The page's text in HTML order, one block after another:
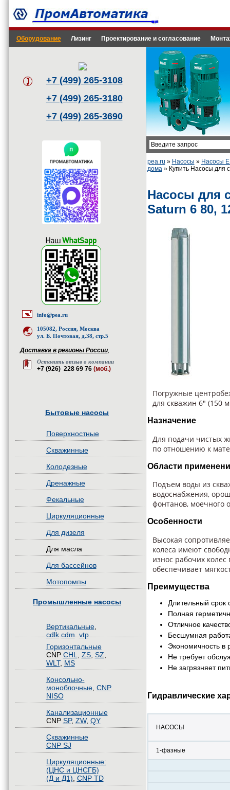
Оборудование Лизинг Проектирование и согласование
+7 (499) 265-3108
+7 (499) 265-3180
+7 (499) 265-3690
info@pea.ru
105082, Россия, Москва
ул. Б. Почтовая, д.38, стр.5
Доставка в регионы России,
Оставить отзыв о компании
+7 (926) 228 69 76 (моб.)
Бытовые насосы
Поверхностные
Скважинные
Колодезные
Дренажные
Фекальные
Циркуляционные
Для дизеля
Для масла
Для бассейнов
Мотопомпы
Промышленные насосы
Вертикальные,
cdlk. cdm vtp
Горизонтальные
CNP CHL ZS, SZ
WLT, MS
Консольно-
моноблочные, CNP
NISO
Канализационные
CNP SP, ZW, QY
Скважинные
CNP SJ
Циркуляционные:
(ЦНС и ЦНСГБ)
(Д и Д1) CNP TD
pea.ru » Насосы » Насосы
дома» Купить Насосы для
Насосы для
Saturn 6 80,
Погружные
для скважин 6" (150
Назначение
Для подачи чистых
по отношению к
Области
Подъем воды из
водоснабжения,
фонтанов, моечного
Особенности
Высокая
колеса имеют
износ рабочих
обеспечивает
Преимущества
Длительный срок
Полная
Отличное
Бесшумная
Экономичность в
Не требует
Не загрязняет
Гидравлические
НАСОСЫ
1-фазные